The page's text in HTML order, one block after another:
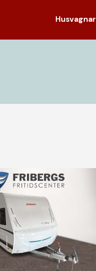
Husvagnar